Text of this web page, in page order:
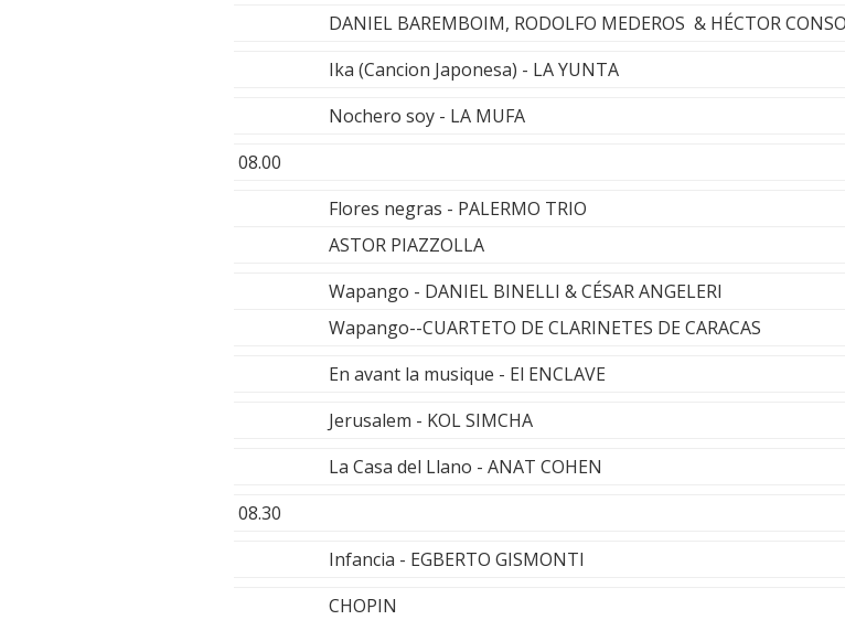
DANIEL BAREMBOIM, RODOLFO MEDEROS & HÉCTOR
Ika (Cancion Japonesa) - LA YUNTA
Nochero soy - LA MUFA
08.00
Flores negras - PALERMO TRIO
ASTOR PIAZZOLLA
Wapango - DANIEL BINELLI & CÉSAR ANGELERI
Wapango--CUARTETO DE CLARINETES DE CARACAS
En avant la musique - El ENCLAVE
Jerusalem - KOL SIMCHA
La Casa del Llano - ANAT COHEN
08.30
Infancia - EGBERTO GISMONTI
CHOPIN